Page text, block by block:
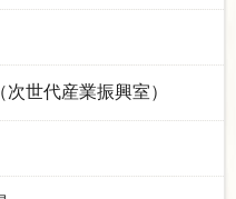
世代産業振興室）